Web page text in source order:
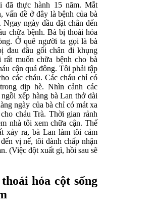
đã thực hành 15 năm. Mắt
vấn đề ở đây là bệnh của bà
ngày đầu đặt chân đến
chữa bệnh. Bà bị thoái hóa
Ở quê người ta gọi là bà
đau đầu gối chân đi khụng
rất muốn chữa bệnh cho bà
cận quá đông. Tôi phải tập
các cháu. Các cháu chỉ có
dịp hè. Nhìn cảnh các
xếp hàng bà Lan thở dài
ngày của bà chỉ có mát xa
cháu Trà. Thời gian rảnh
nhà tôi xem chữa cận. Thế
xảy ra, bà Lan làm tôi cảm
vị nể, tôi đành chấp nhận
(Việc đột xuất gì, hồi sau sẽ
hóa cột sống